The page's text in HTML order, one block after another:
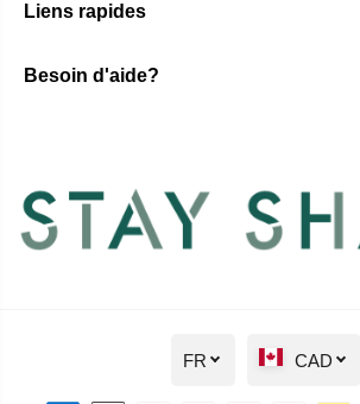
Liens rapides
Besoin d'aide?
FR CAD